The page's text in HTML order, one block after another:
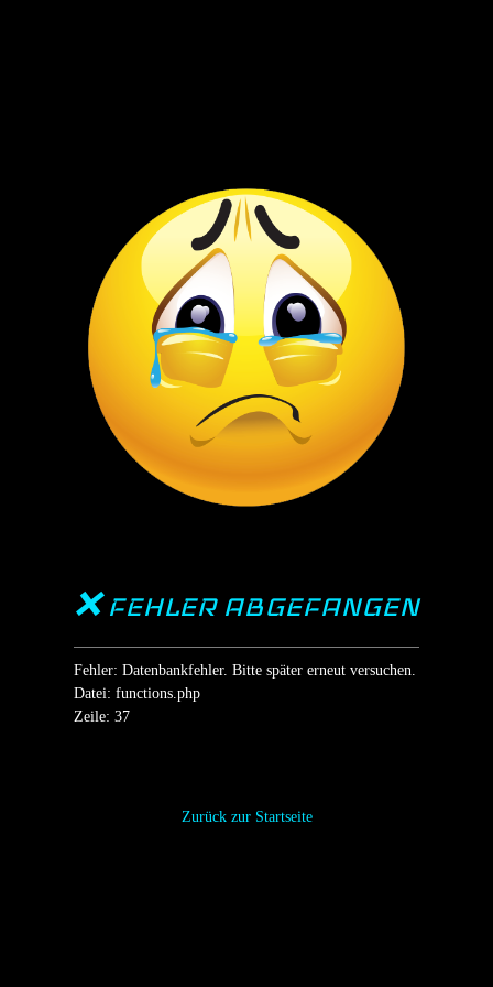
❌ FEHLER ABGEFANGEN
Fehler: Datenbankfehler. Bitte später erneut versuchen.
Datei: functions.php
Zeile: 37
Zurück zur Startseite